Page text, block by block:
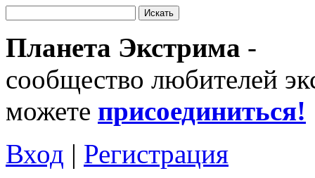
Планета Экстрима -
сообщество любителей
можете присоединиться!
Вход | Регистрация